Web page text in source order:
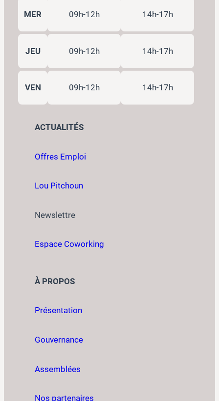
MER 09h-12h 14h-17h
JEU 09h-12h 14h-17h
VEN 09h-12h 14h-17h
ACTUALITÉS
Offres Emploi
Lou Pitchoun
Newslettre
Espace Coworking
À PROPOS
Présentation
Gouvernance
Assemblées
Nos partenaires